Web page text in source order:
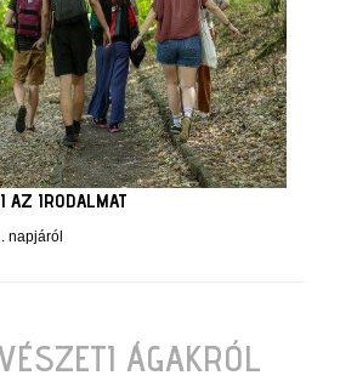
AZ IRODALMAT
napjáról
ÁGAKRÓL